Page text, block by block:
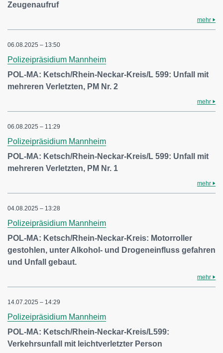
Zeugenaufruf
mehr
06.08.2025 – 13:50
Polizeipräsidium Mannheim
POL-MA: Ketsch/Rhein-Neckar-Kreis/L 599: Unfall mit
mehreren Verletzten, PM Nr. 2
mehr
06.08.2025 – 11:29
Polizeipräsidium Mannheim
POL-MA: Ketsch/Rhein-Neckar-Kreis/L 599: Unfall mit
mehreren Verletzten, PM Nr. 1
mehr
04.08.2025 – 13:28
Polizeipräsidium Mannheim
POL-MA: Ketsch/Rhein-Neckar-Kreis: Motorroller
gestohlen, unter Alkohol- und Drogeneinfluss gefahren
und Unfall gebaut.
mehr
14.07.2025 – 14:29
Polizeipräsidium Mannheim
POL-MA: Ketsch/Rhein-Neckar-Kreis/L599:
Verkehrsunfall mit leichtverletzter Person